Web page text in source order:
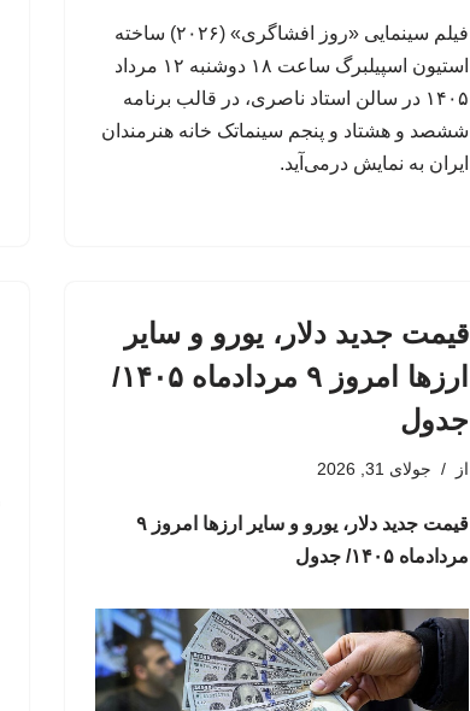
فیلم سینمایی «روز افشاگری» (۲۰۲۶) ساخته‌
استیون اسپیلبرگ ساعت ۱۸ دوشنبه ۱۲ مرداد
۱۴۰۵ در سالن استاد ناصری، در قالب برنامه
ششصد و هشتاد و پنجم سینماتک خانه‌ هنرمندان
ایران به نمایش درمی‌آید.
قیمت جدید دلار، یورو و سایر
ارزها امروز ۹ مردادماه ۱۴۰۵/
جدول
از جولای 31, 2026
قیمت جدید دلار، یورو و سایر ارزها امروز ۹
مردادماه ۱۴۰۵/ جدول